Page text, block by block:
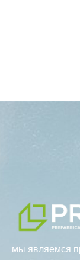
мы являемся